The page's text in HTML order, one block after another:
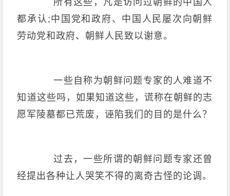
都承认;中国党和政府、中国人民屡次向朝鲜
劳动党和政府、朝鲜人民致以谢意。
一些自称为朝鲜问题专家的人难道不
知道这些吗，如果知道这些，谎称在朝鲜的志
愿军陵墓都已荒废，诬陷我们的目的是什么？
过去，一些所谓的朝鲜问题专家还曾
经提出各种让人哭笑不得的离奇古怪的论调。